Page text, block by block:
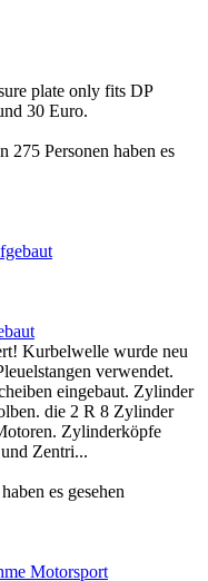
plate only fits DP
30 Euro.
275 Personen haben es
Kurbelwelle wurde neu
verwendet.
eingebaut. Zylinder
die 2 R 8 Zylinder
Zylinderköpfe
Zentri...
es gesehen